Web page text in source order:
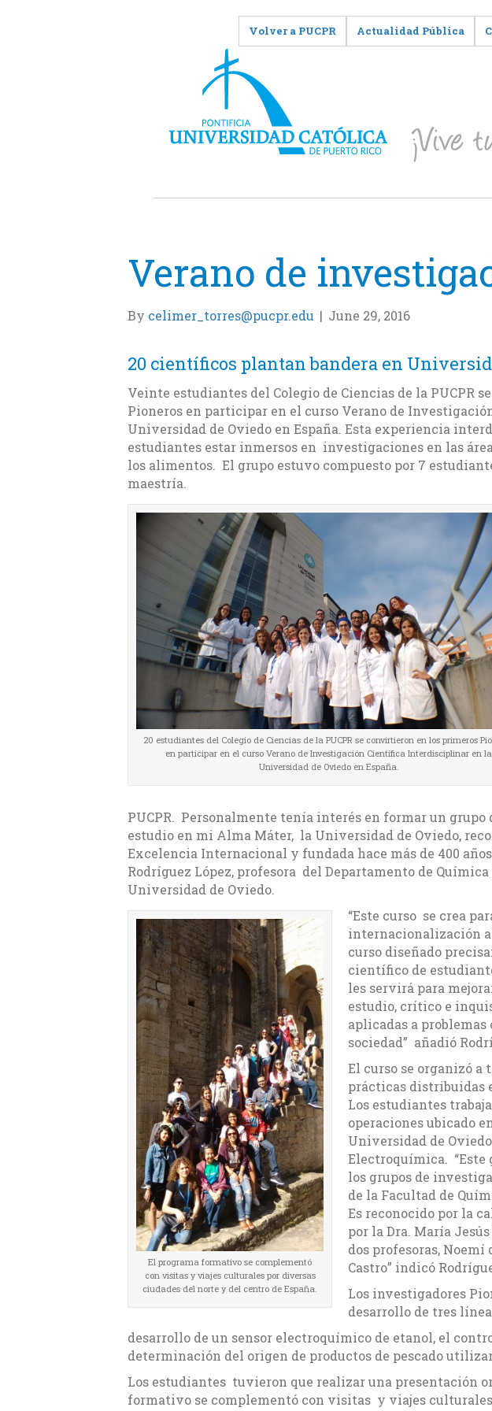
Volver a PUCPR Actualidad Pública
Verano de
By celimer_torres@pucpr.edu | June 29, 2016
20 científicos plantan bandera en
Veinte estudiantes del Colegio de Ciencias de la PUCPR
Pioneros en participar en el curso Verano de
Universidad de Oviedo en España. Esta experiencia
estudiantes estar inmersos en investigaciones en las
los alimentos. El grupo estuvo compuesto por 7
maestría.
20 estudiantes del Colegio de Ciencias de la PUCPR se convirtieron en los primeros
en participar en el curso Verano de Investigación Científica Interdisciplinar en la
Universidad de Oviedo en España.
PUCPR. Personalmente tenía interés en formar un
estudio en mi Alma Máter, la Universidad de Oviedo,
Excelencia Internacional y fundada hace más de 400
Rodríguez López, profesora del Departamento de
Universidad de Oviedo.
El programa formativo se complementó
con visitas y viajes culturales por diversas
ciudades del norte y del centro de España.
“Este curso se crea
internacionalización a
curso diseñado
científico de
les servirá para
estudio, crítico e
aplicadas a
sociedad” añadió
El curso se organizó a
prácticas distribuidas
Los estudiantes
operaciones ubicado
Universidad de
Electroquímica. “Este
los grupos de
de la Facultad de
Es reconocido por la
por la Dra. María
dos profesoras, Noemí
Castro” indicó
Los investigadores
desarrollo de tres
desarrollo de un sensor electroquímico de etanol, el
determinación del origen de productos de pescado
Los estudiantes tuvieron que realizar una presentación
formativo se complementó con visitas y viajes